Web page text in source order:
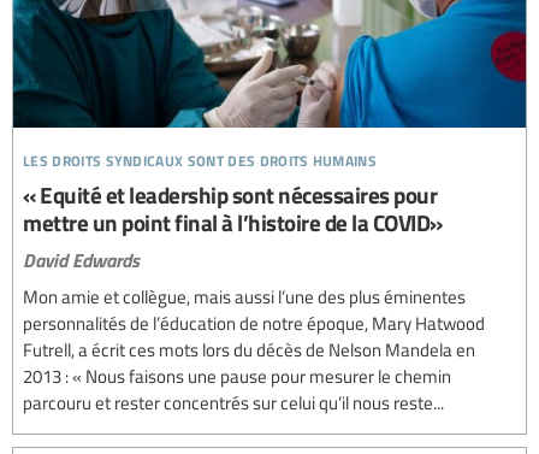
les droits syndicaux sont des droits humains
« Equité et leadership sont nécessaires pour
mettre un point final à l’histoire de la COVID»
David Edwards
Mon amie et collègue, mais aussi l’une des plus éminentes
personnalités de l’éducation de notre époque, Mary Hatwood
Futrell, a écrit ces mots lors du décès de Nelson Mandela en
2013 : « Nous faisons une pause pour mesurer le chemin
parcouru et rester concentrés sur celui qu’il nous reste...